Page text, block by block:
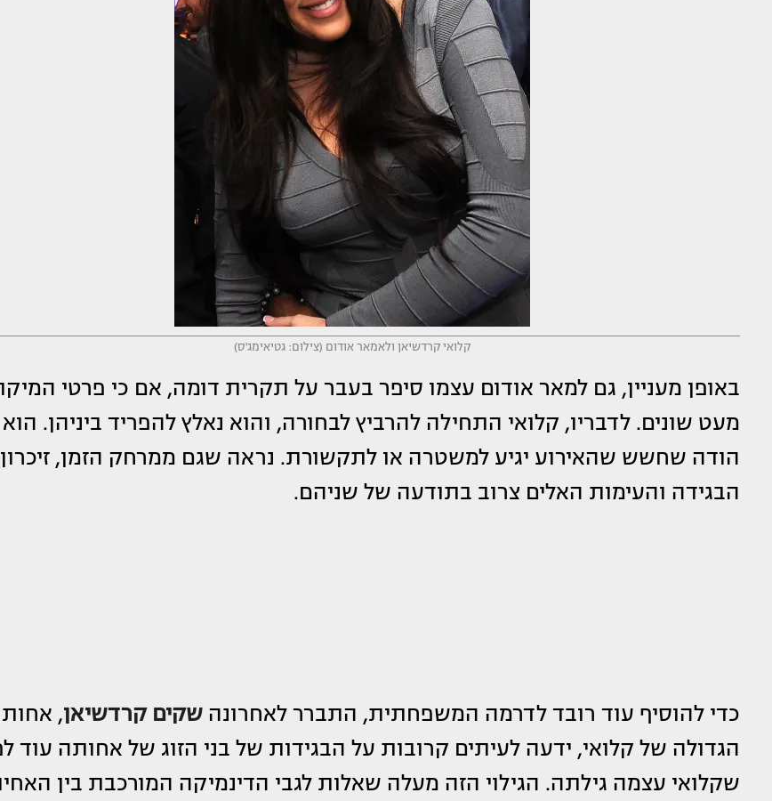
קלואי קרדשיאן ולאמאר אודום (צילום: גטיאימג'ס)
באופן מעניין, גם למאר אודום עצמו סיפר בעבר על תקרית דומה, אם כי פרטי
מעט שונים. לדבריו, קלואי התחילה להרביץ לבחורה, והוא נאלץ להפריד ביניהן.
הודה שחשש שהאירוע יגיע למשטרה או לתקשורת. נראה שגם ממרחק הזמן, זיכרון
הבגידה והעימות האלים צרוב בתודעה של שניהם.
כדי להוסיף עוד רובד לדרמה המשפחתית, התברר לאחרונהשקים קרדשיאן,
הגדולה של קלואי, ידעה לעיתים קרובות על הבגידות של בני הזוג של אחותה עוד
שקלואי עצמה גילתה. הגילוי הזה מעלה שאלות לגבי הדינמיקה המורכבת בין